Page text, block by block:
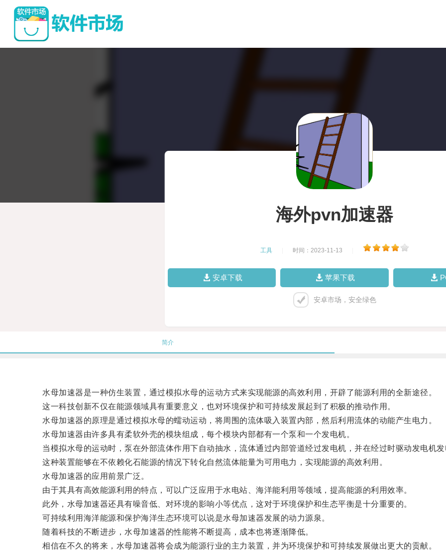
海外pvn加速器
工具 时间：2023-11-13
安卓下载 苹果下载
安卓市场，安全绿色
简介
水母加速器是一种仿生装置，通过模拟水母的运动方式来实现能源的高效利用，开辟了能源利用的全新途径。
这一科技创新不仅在能源领域具有重要意义，也对环境保护和可持续发展起到了积极的推动作用。
水母加速器的原理是通过模拟水母的蠕动运动，将周围的流体吸入装置内部，然后利用流体的动能产生电力。
水母加速器由许多具有柔软外壳的模块组成，每个模块内部都有一个泵和一个发电机。
当模拟水母的运动时，泵在外部流体作用下自动抽水，流体通过内部管道经过发电机，并在经过时驱动发电机
这种装置能够在不依赖化石能源的情况下转化自然流体能量为可用电力，实现能源的高效利用。
水母加速器的应用前景广泛。
由于其具有高效能源利用的特点，可以广泛应用于水电站、海洋能利用等领域，提高能源的利用效率。
此外，水母加速器还具有噪音低、对环境的影响小等优点，这对于环境保护和生态平衡是十分重要的。
可持续利用海洋能源和保护海洋生态环境可以说是水母加速器发展的动力源泉。
随着科技的不断进步，水母加速器的性能将不断提高，成本也将逐渐降低。
相信在不久的将来，水母加速器将会成为能源行业的主力装置，并为环境保护和可持续发展做出更大的贡献。